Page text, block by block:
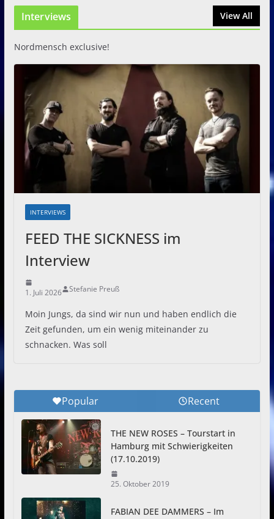
Interviews View All
Nordmensch exclusive!
INTERVIEWS
FEED THE SICKNESS im
Interview
1. Juli 2026 Stefanie Preuß
Moin Jungs, da sind wir nun und haben endlich die
Zeit gefunden, um ein wenig miteinander zu
schnacken. Was soll
Popular Recent
THE NEW ROSES – Tourstart in
Hamburg mit Schwierigkeiten
(17.10.2019)
25. Oktober 2019
FABIAN DEE DAMMERS – Im